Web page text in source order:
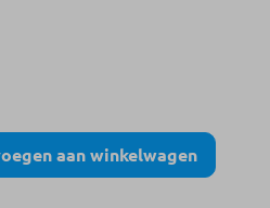
aan winkelwagen